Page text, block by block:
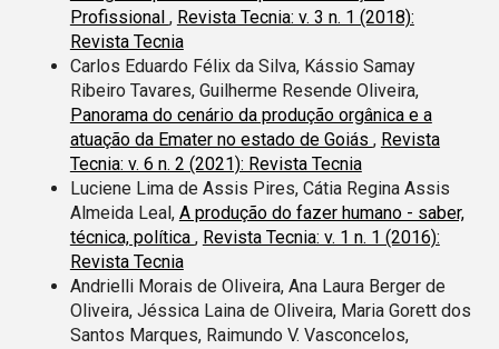
Profissional , Revista Tecnia: v. 3 n. 1 (2018):
Revista Tecnia
Carlos Eduardo Félix da Silva, Kássio Samay
Ribeiro Tavares, Guilherme Resende Oliveira,
Panorama do cenário da produção orgânica e a
atuação da Emater no estado de Goiás , Revista
Tecnia: v. 6 n. 2 (2021): Revista Tecnia
Luciene Lima de Assis Pires, Cátia Regina Assis
Almeida Leal, A produção do fazer humano - saber,
técnica, política , Revista Tecnia: v. 1 n. 1 (2016):
Revista Tecnia
Andrielli Morais de Oliveira, Ana Laura Berger de
Oliveira, Jéssica Laina de Oliveira, Maria Gorett dos
Santos Marques, Raimundo V. Vasconcelos,